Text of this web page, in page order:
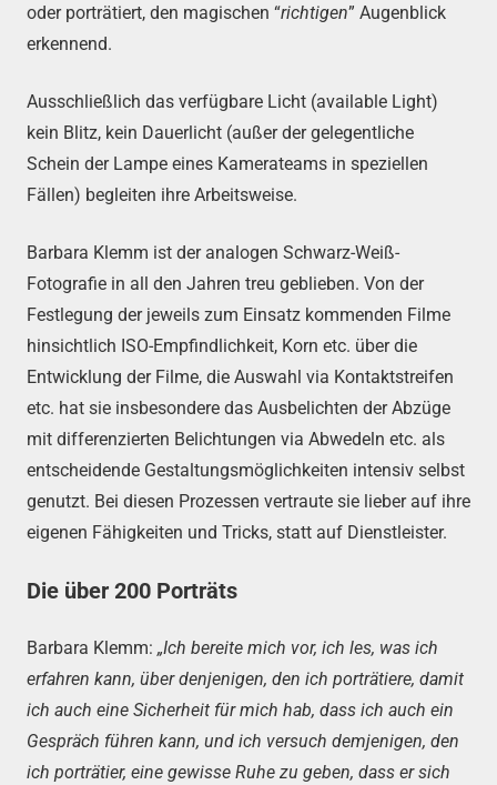
oder porträtiert, den magischen “richtigen” Augenblick
erkennend.
Ausschließlich das verfügbare Licht (available Light)
kein Blitz, kein Dauerlicht (außer der gelegentliche
Schein der Lampe eines Kamerateams in speziellen
Fällen) begleiten ihre Arbeitsweise.
Barbara Klemm ist der analogen Schwarz-Weiß-
Fotografie in all den Jahren treu geblieben. Von der
Festlegung der jeweils zum Einsatz kommenden Filme
hinsichtlich ISO-Empfindlichkeit, Korn etc. über die
Entwicklung der Filme, die Auswahl via Kontaktstreifen
etc. hat sie insbesondere das Ausbelichten der Abzüge
mit differenzierten Belichtungen via Abwedeln etc. als
entscheidende Gestaltungsmöglichkeiten intensiv selbst
genutzt. Bei diesen Prozessen vertraute sie lieber auf ihre
eigenen Fähigkeiten und Tricks, statt auf Dienstleister.
Die über 200 Porträts
Barbara Klemm: „Ich bereite mich vor, ich les, was ich
erfahren kann, über denjenigen, den ich porträtiere, damit
ich auch eine Sicherheit für mich hab, dass ich auch ein
Gespräch führen kann, und ich versuch demjenigen, den
ich porträtier, eine gewisse Ruhe zu geben, dass er sich